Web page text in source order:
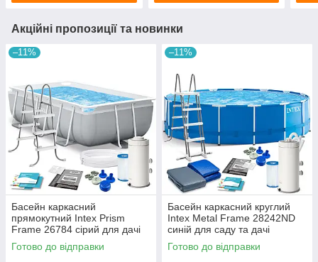
Акційні пропозиції та новинки
–11%
Басейн каркасний
прямокутний Intex Prism
Frame 26784 сірий для дачі
300x175x80 см з
картриджним насосом та
Готово до відправки
–11%
Басейн каркасний круглий
Intex Metal Frame 28242ND
синій для саду та дачі
457х122 см повна
комплектація
Готово до відправки